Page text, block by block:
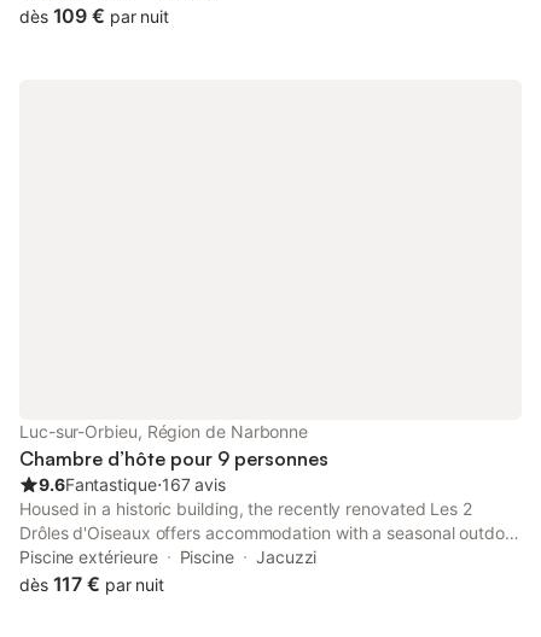
dès 109 € par nuit
Luc-sur-Orbieu, Région de Narbonne
Chambre d’hôte pour 9 personnes
9.6Fantastique⋅167 avis
Housed in a historic building, the recently renovated Les 2
Drôles d'Oiseaux offers accommodation with a seasonal outdoor
swimming pool and free WiFi. The property features garden and
city views, and is 18 km from Abbaye de Fontfroide.
Piscine extérieure Piscine
Jacuzzi
dès 117 € par nuit